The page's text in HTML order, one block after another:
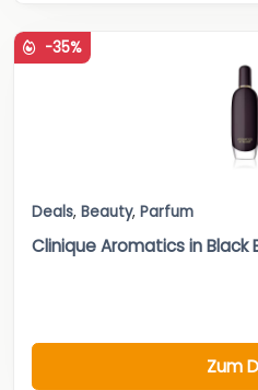
-35%
Deals, Beauty, Parfum
Clinique Aromatics in Black
Zum